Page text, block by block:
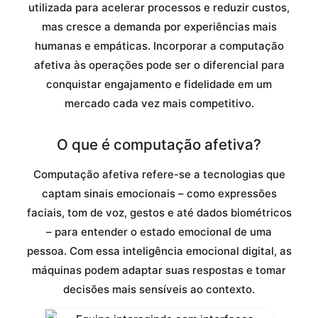
utilizada para acelerar processos e reduzir custos,
mas cresce a demanda por experiências mais
humanas e empáticas. Incorporar a computação
afetiva às operações pode ser o diferencial para
conquistar engajamento e fidelidade em um
mercado cada vez mais competitivo.
O que é computação afetiva?
Computação afetiva refere-se a tecnologias que
captam sinais emocionais – como expressões
faciais, tom de voz, gestos e até dados biométricos
– para entender o estado emocional de uma
pessoa. Com essa inteligência emocional digital, as
máquinas podem adaptar suas respostas e tomar
decisões mais sensíveis ao contexto.